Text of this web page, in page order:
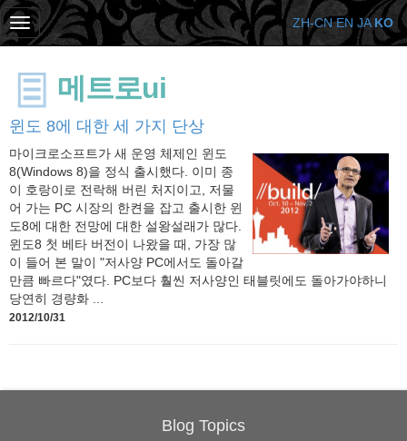
메트로ui
윈도 8에 대한 세 가지 단상
마이크로소프트가 새 운영 체제인 윈도
8(Windows 8)을 정식 출시했다. 이미 종
이 호랑이로 전락해 버린 처지이고, 저물
어 가는 PC 시장의 한켠을 잡고 출시한 윈
도8에 대한 전망에 대한 설왕설래가 많다.
윈도8 첫 베타 버전이 나왔을 때, 가장 많
이 들어 본 말이 "저사양 PC에서도 돌아갈
만큼 빠르다"였다. PC보다 훨씬 저사양인 태블릿에도 돌아가야하니
당연히 경량화 ...
2012/10/31
Blog Topics
ZH-CN EN JA KO